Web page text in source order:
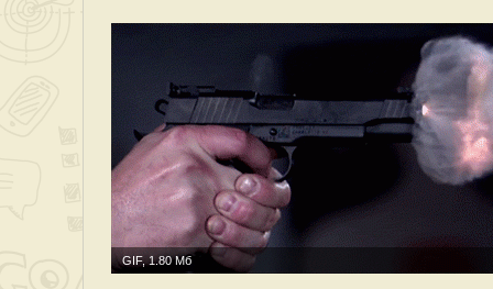
GIF, 1.80 Мб